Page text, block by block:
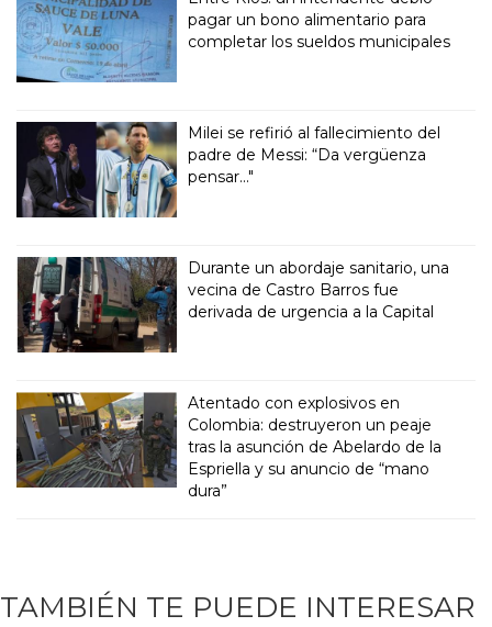
pagar un bono alimentario para
completar los sueldos municipales
Milei se refirió al fallecimiento del
padre de Messi: “Da vergüenza
pensar..."
Durante un abordaje sanitario, una
vecina de Castro Barros fue
derivada de urgencia a la Capital
Atentado con explosivos en
Colombia: destruyeron un peaje
tras la asunción de Abelardo de la
Espriella y su anuncio de “mano
dura”
TAMBIÉN TE PUEDE INTERESAR